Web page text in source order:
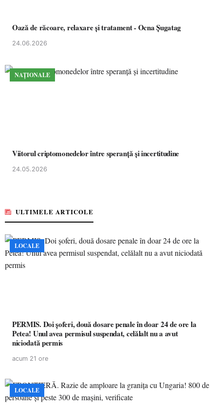
Oază de răcoare, relaxare și tratament - Ocna Șugatag
24.06.2026
NAȚIONALE
Viitorul criptomonedelor între speranță și incertitudine
24.05.2026
ULTIMELE ARTICOLE
LOCALE
PERMIS. Doi șoferi, două dosare penale în doar 24 de ore la
Petea! Unul avea permisul suspendat, celălalt nu a avut
niciodată permis
acum 21 ore
LOCALE